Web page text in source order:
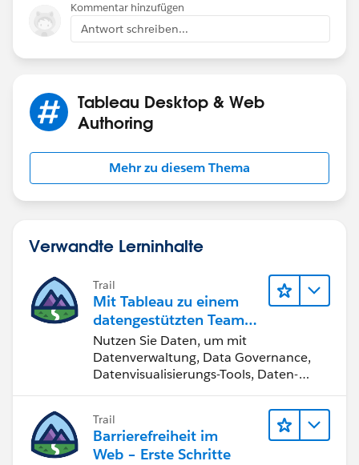
Kommentar hinzufügen
Antwort schreiben...
Tableau Desktop & Web
Authoring
Mehr zu diesem Thema
Verwandte Lerninhalte
Trail
Mit Tableau zu einem
datengestützten Team
werden
Nutzen Sie Daten, um mit
Datenverwaltung, Data Governance,
Datenvisualisierungs-Tools, Daten-
bessere Geschäftsergebnisse zu
erzielen.
Trail
Barrierefreiheit im
Web – Erste Schritte